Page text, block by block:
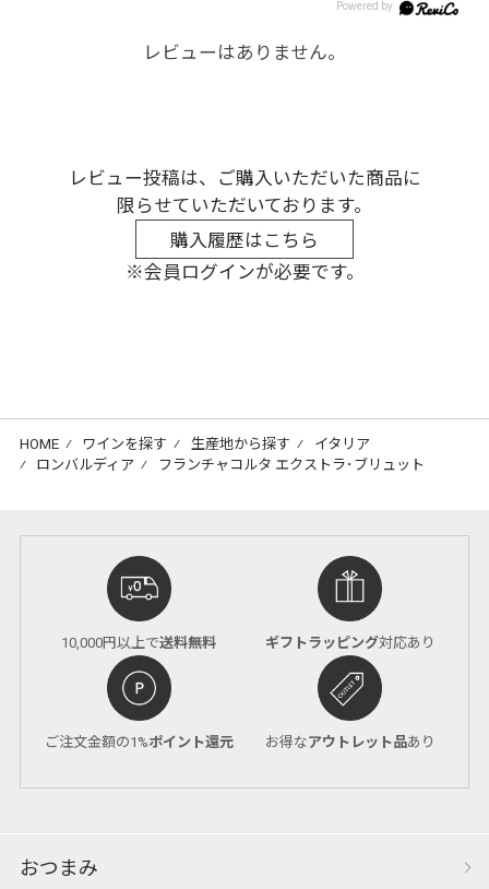
レビューはありません。
レビュー投稿は、ご購入いただいた商品に
限らせていただいております。
購入履歴はこちら
※会員ログインが必要です。
HOME ⁄ ワインを探す ⁄ 生産地から探す ⁄ イタリア
⁄ ロンバルディア ⁄ フランチャコルタ エクストラ･ブリュット
10,000円以上で送料無料 ギフトラッピング対応あり
ご注文金額の1%ポイント還元 お得なアウトレット品あり
おつまみ